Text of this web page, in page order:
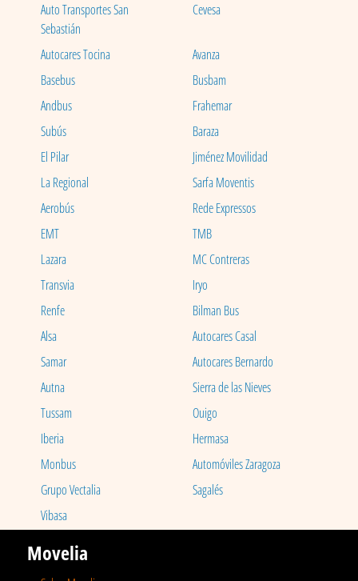
Auto Transportes San
Sebastián
Cevesa
Autocares Tocina
Avanza
Basebus
Busbam
Andbus
Frahemar
Subús
Baraza
El Pilar
Jiménez Movilidad
La Regional
Sarfa Moventis
Aerobús
Rede Expressos
EMT
TMB
Lazara
MC Contreras
Transvia
Iryo
Renfe
Bilman Bus
Alsa
Autocares Casal
Samar
Autocares Bernardo
Autna
Sierra de las Nieves
Tussam
Ouigo
Iberia
Hermasa
Monbus
Automóviles Zaragoza
Grupo Vectalia
Sagalés
Vibasa
Movelia